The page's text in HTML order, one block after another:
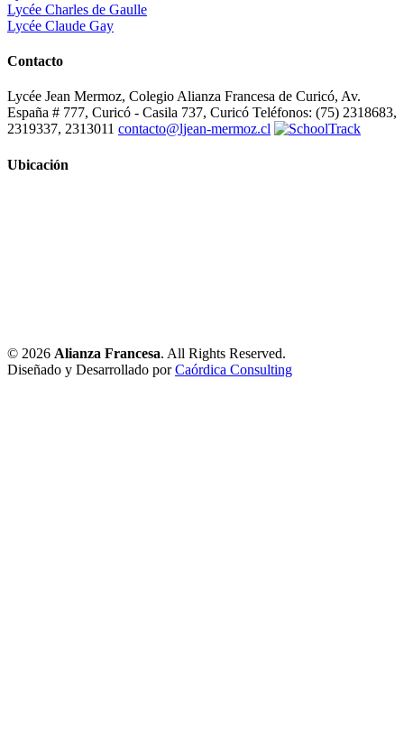
Lycée Charles de Gaulle
Lycée Claude Gay
Contacto
Lycée Jean Mermoz, Colegio Alianza Francesa de Curicó, Av.
España # 777, Curicó - Casila 737, Curicó Teléfonos: (75) 2318683,
2319337, 2313011 contacto@ljean-mermoz.cl
Ubicación
© 2026 Alianza Francesa. All Rights Reserved.
Diseñado y Desarrollado porCaórdica Consulting